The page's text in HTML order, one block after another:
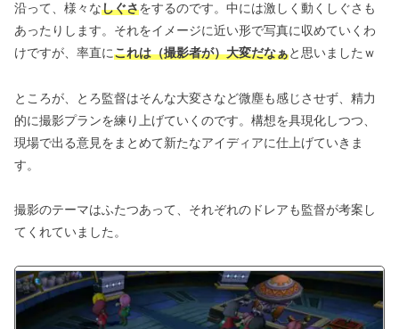
沿って、様々なしぐさをするのです。中には激しく動くしぐさも
あったりします。それをイメージに近い形で写真に収めていくわ
けですが、率直にこれは（撮影者が）大変だなぁと思いましたｗ
ところが、とろ監督はそんな大変さなど微塵も感じさせず、精力
的に撮影プランを練り上げていくのです。構想を具現化しつつ、
現場で出る意見をまとめて新たなアイディアに仕上げていきま
す。
撮影のテーマはふたつあって、それぞれのドレアも監督が考案し
てくれていました。